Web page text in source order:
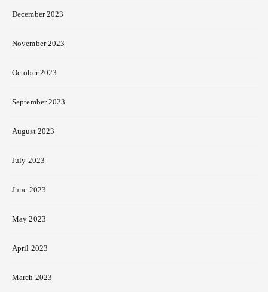
December 2023
November 2023
October 2023
September 2023
August 2023
July 2023
June 2023
May 2023
April 2023
March 2023